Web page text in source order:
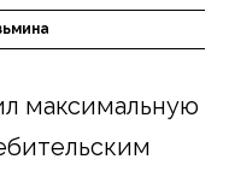
максимальную